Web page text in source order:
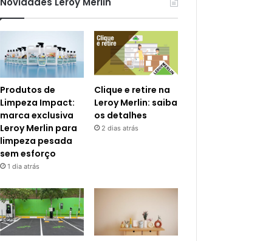
Produtos de
Limpeza Impact:
marca exclusiva
Leroy Merlin para
limpeza pesada
sem esforço
1 dia atrás
Clique e retire na
Leroy Merlin: saiba
os detalhes
2 dias atrás